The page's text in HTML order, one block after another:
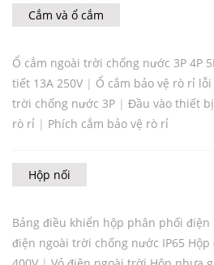
Cắm và ổ cắm
Ổ cắm ngoài trời chống nước 3P 4P
tiết 13A 250V | Ổ cắm bảo vệ rò rỉ
trời chống nước 3P | Đầu vào thiết bị
rò rỉ | Phích cắm bảo vệ rò rỉ
Hộp nối
Bảng điều khiển hộp phân phối
điện ngoài trời chống nước IP65 Hộp